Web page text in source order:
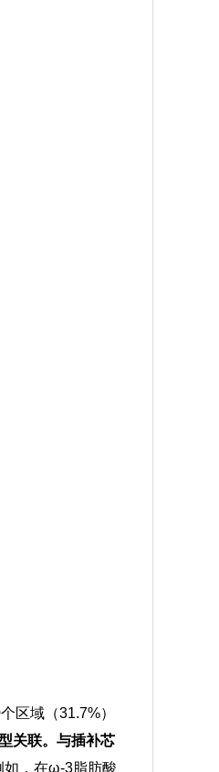
区域（31.7%）
关联。与插补芯
如，在ω-3脂肪酸